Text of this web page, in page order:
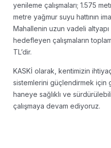
yenileme çalışmaları; 1.575
metre yağmur suyu hattının
Mahallenin uzun vadeli
hedefleyen çalışmaların
TL’dir.
KASKİ olarak, kentimizin
sistemlerini güçlendirmek için
haneye sağlıklı ve
çalışmaya devam ediyoruz.